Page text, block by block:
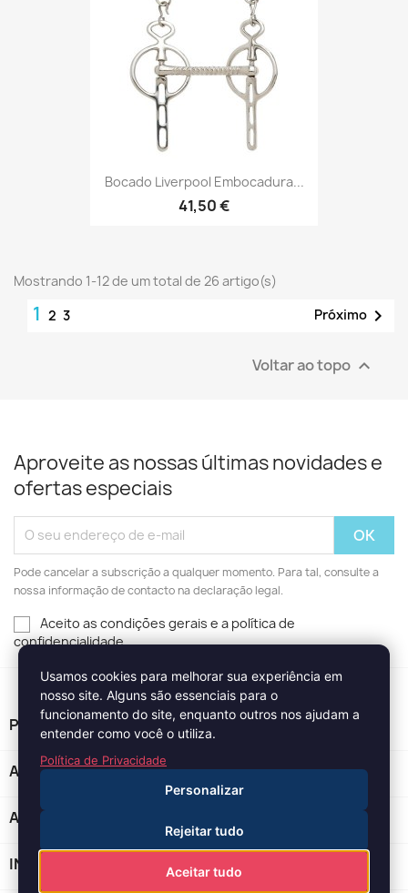
Bocado Liverpool Embocadura...
41,50 €
Mostrando 1-12 de um total de 26 artigo(s)
1 2 3 Próximo 
Voltar ao topo 
Aproveite as nossas últimas novidades e
ofertas especiais
Pode cancelar a subscrição a qualquer momento. Para tal, consulte a
nossa informação de contacto na declaração legal.
Aceito as condições gerais e a política de
confidencialidade
Usamos cookies para melhorar sua experiência em
nosso site. Alguns são essenciais para o
funcionamento do site, enquanto outros nos ajudam a
entender como você o utiliza.
Política de Privacidade
Personalizar
Rejeitar tudo
Aceitar tudo
PRODUTOS
A NOSSA EMPRESA 
A SUA CONTA 
INFORMAÇÃO DA LOJA